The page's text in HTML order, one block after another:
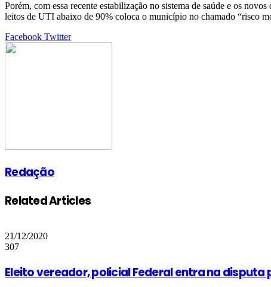
Porém, com essa recente estabilização no sistema de saúde e os
leitos de UTI abaixo de 90% coloca o município no chamado “risco
Facebook TwitterGoogle+
LinkedIn
StumbleUpon
Tumblr
Pinterest
Reddit
VKontakte
Share
Print
Redação
Related Articles
21/12/2020
307
Eleito vereador, policial Federal entra na